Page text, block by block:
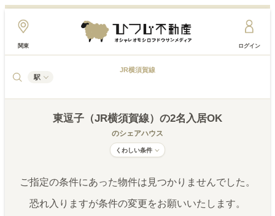
関東 ログイン
駅
JR横須賀線
東逗子（JR横須賀線） の2名入居OK
のシェアハウス
くわしい条件
ご指定の条件にあった物件は見つかりませんでした。
恐れ入りますが条件の変更をお願いいたします。